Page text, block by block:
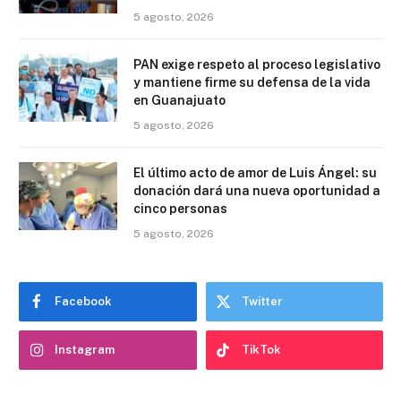
5 agosto, 2026
PAN exige respeto al proceso legislativo
y mantiene firme su defensa de la vida
en Guanajuato
5 agosto, 2026
El último acto de amor de Luis Ángel: su
donación dará una nueva oportunidad a
cinco personas
5 agosto, 2026
Facebook Twitter
Instagram TikTok